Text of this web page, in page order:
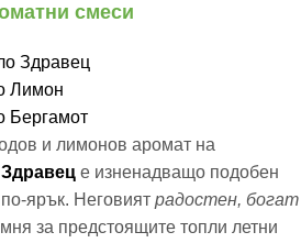
смеси
Здравец
Лимон
Бергамот
и лимонов аромат на
е изненадващо подобен
ярък. Неговият радостен, богат
за предстоящите топли летни